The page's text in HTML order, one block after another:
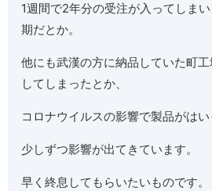
1週間で2年分の受注が入ってしま
期だとか。
他にも武漢の方に納品していた町
してしまったとか、
コロナウイルスの影響で製品がはい
少しずつ影響が出てきています。
早く終息してもらいたいものです。